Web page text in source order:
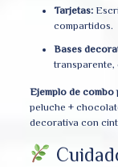
Tarjetas:
compartidos.
Bases
transparente,
Ejemplo de combo
peluche +
decorativa con